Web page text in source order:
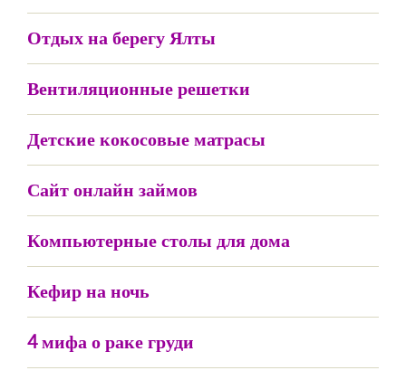
Отдых на берегу Ялты
Вентиляционные решетки
Детские кокосовые матрасы
Сайт онлайн займов
Компьютерные столы для дома
Кефир на ночь
4 мифа о раке груди